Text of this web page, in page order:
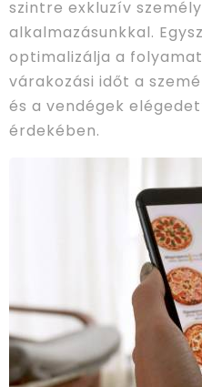
szintre exkluzív
alkalmazásunkkal.
optimalizálja a
várakozási időt a
és a vendégek
érdekében.